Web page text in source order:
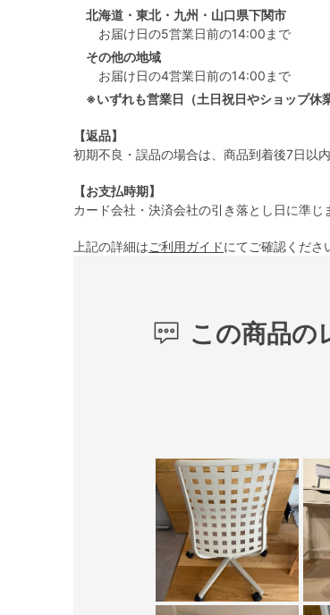
北海道・東北・九州・山口県下関市
お届け日の5営業日前の14:00まで
その他の地域
お届け日の4営業日前の14:00まで
※いずれも営業日（土日祝日やショップ休
【返品】
初期不良・誤品の場合は、商品到着後7日以
【お支払時期】
カード会社・決済会社の引き落とし日に準じ
上記の詳細はご利用ガイドにてご確認くださ
この商品の